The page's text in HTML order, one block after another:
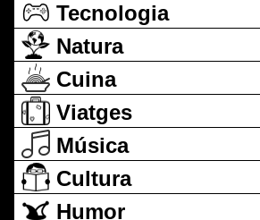
Tecnologia
Natura
Cuina
Viatges
Música
Cultura
Humor